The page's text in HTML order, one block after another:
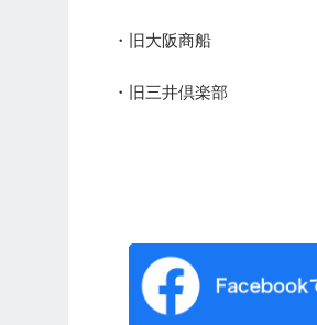
・旧大阪商船
・旧三井倶楽部